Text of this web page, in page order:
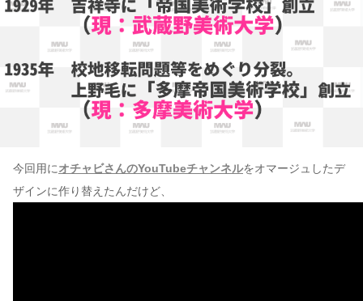
今回用にオチャビさんのYouTubeチャンネルをオマージュしたデ
ザインに作り替えたんだけど、